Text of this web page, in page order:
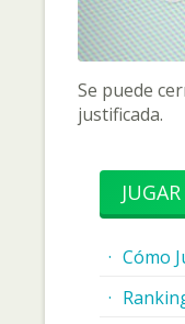
Se puede
justificada.
Cómo